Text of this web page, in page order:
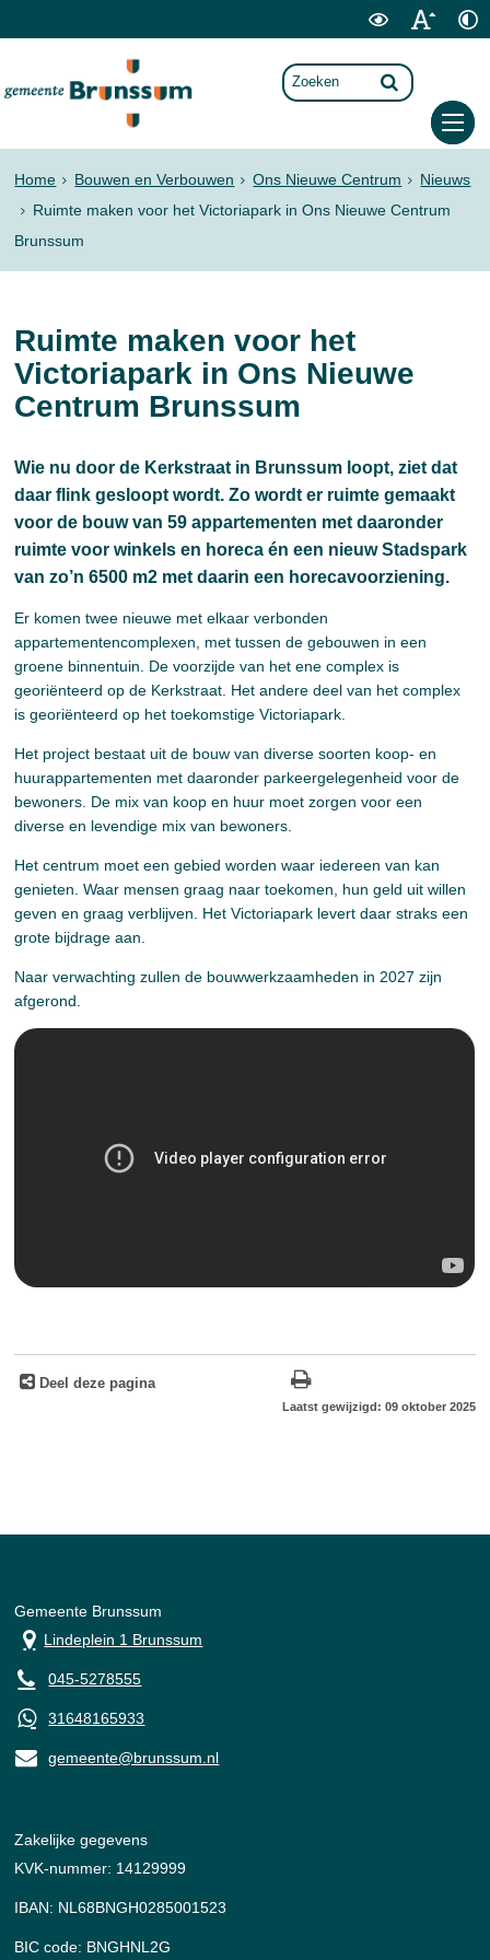
Home Bouwen en Verbouwen Ons Nieuwe Centrum
Nieuws
Ruimte maken voor het Victoriapark in Ons Nieuwe Centrum
Brunssum
Ruimte maken voor het
Victoriapark in Ons Nieuwe
Centrum Brunssum
Wie nu door de Kerkstraat in Brunssum loopt, ziet dat
daar flink gesloopt wordt. Zo wordt er ruimte gemaakt
voor de bouw van 59 appartementen met daaronder
ruimte voor winkels en horeca én een nieuw Stadspark
van zo’n 6500 m2 met daarin een horecavoorziening.
Er komen twee nieuwe met elkaar verbonden
appartementencomplexen, met tussen de gebouwen in een
groene binnentuin. De voorzijde van het ene complex is
georiënteerd op de Kerkstraat. Het andere deel van het complex
is georiënteerd op het toekomstige Victoriapark.
Het project bestaat uit de bouw van diverse soorten koop- en
huurappartementen met daaronder parkeergelegenheid voor de
bewoners. De mix van koop en huur moet zorgen voor een
diverse en levendige mix van bewoners.
Het centrum moet een gebied worden waar iedereen van kan
genieten. Waar mensen graag naar toekomen, hun geld uit willen
geven en graag verblijven. Het Victoriapark levert daar straks een
grote bijdrage aan.
Naar verwachting zullen de bouwwerkzaamheden in 2027 zijn
afgerond.
Deel deze pagina
Laatst gewijzigd: 09 oktober 2025
Gemeente Brunssum
Lindeplein 1 Brunssum
045-5278555
31648165933
gemeente@brunssum.nl
Zakelijke gegevens
KVK-nummer: 14129999
IBAN: NL68BNGH0285001523
BIC code: BNGHNL2G